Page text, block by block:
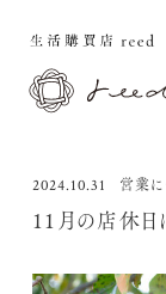
2024.10.31 営業
11月の店休日